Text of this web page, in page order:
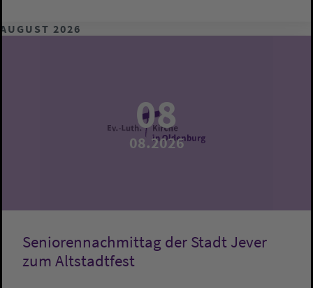
AUGUST 2026
08
08.2026
Seniorennachmittag der Stadt Jever
zum Altstadtfest